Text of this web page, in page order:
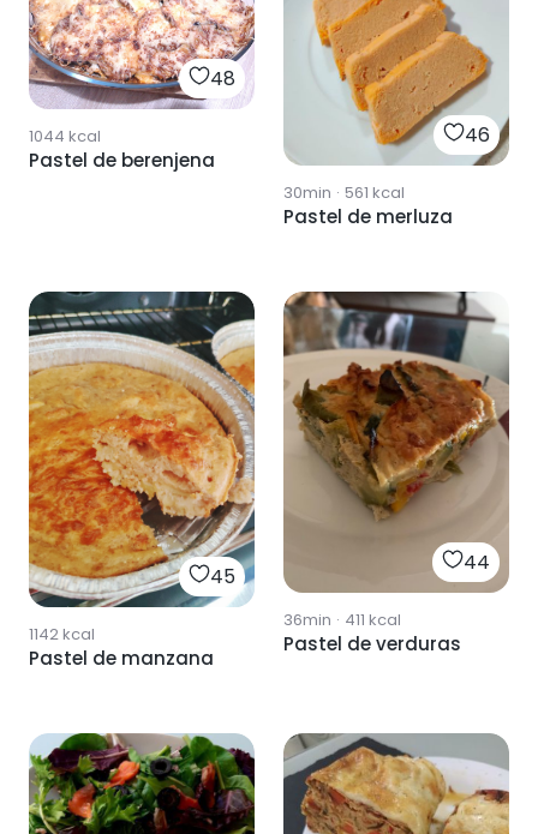
48
1044 kcal
Pastel de berenjena
46
30min · 561 kcal
Pastel de merluza
45
1142kcal
Pastel de manzana
44
36min · 411 kcal
Pastel de verduras